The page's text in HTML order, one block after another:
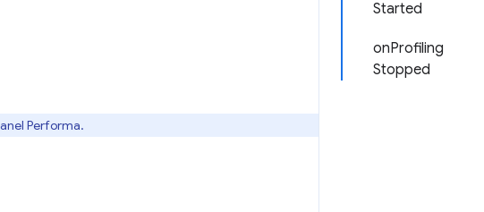
Started
onProfiling
Stopped
Performa.